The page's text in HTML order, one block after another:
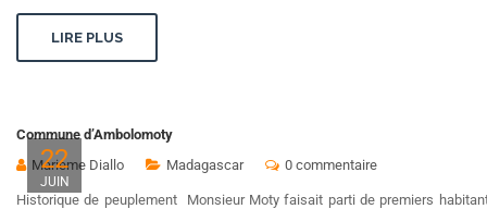
LIRE PLUS
22
JUIN
Commune d’Ambolomoty
Marieme Diallo
Madagascar 0 commentaire
Historique de peuplement Monsieur Moty faisait parti de premiers